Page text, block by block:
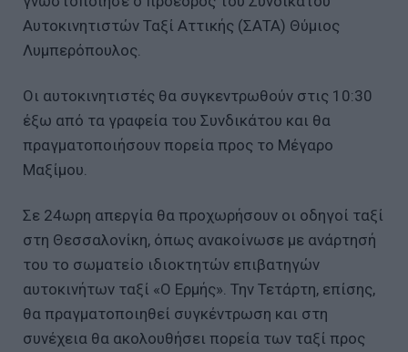
Αυτοκινητιστών Ταξί Αττικής (ΣΑΤΑ) Θύμιος
Λυμπερόπουλος.
Οι αυτοκινητιστές θα συγκεντρωθούν στις 10:30
έξω από τα γραφεία του Συνδικάτου και θα
πραγματοποιήσουν πορεία προς το Μέγαρο
Μαξίμου.
Σε 24ωρη απεργία θα προχωρήσουν οι οδηγοί ταξί
στη Θεσσαλονίκη, όπως ανακοίνωσε με ανάρτησή
του το σωματείο ιδιοκτητών επιβατηγών
αυτοκινήτων ταξί «Ο Ερμής». Την Τετάρτη, επίσης,
θα πραγματοποιηθεί συγκέντρωση και στη
συνέχεια θα ακολουθήσει πορεία των ταξί προς